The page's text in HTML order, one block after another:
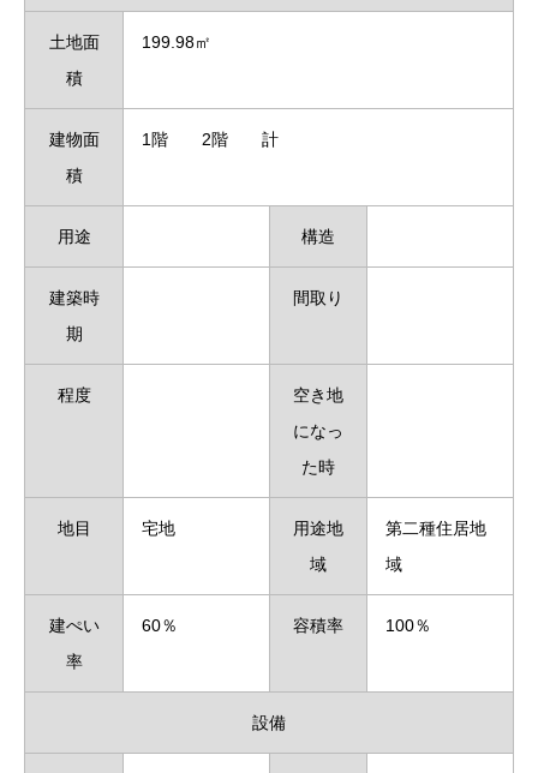
土地面
積
199.98㎡
建物面
積
1階 2階 計
用途 構造
建築時
期
間取り
程度
空き地
になっ
た時
地目 宅地
用途地
域
第二種住居地
域
建ぺい
率
60％ 容積率 100％
設備